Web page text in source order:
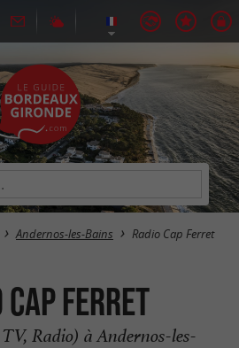
Andernos-les-Bains Radio Cap Ferret
Cap Ferret
Radio) à Andernos-les-